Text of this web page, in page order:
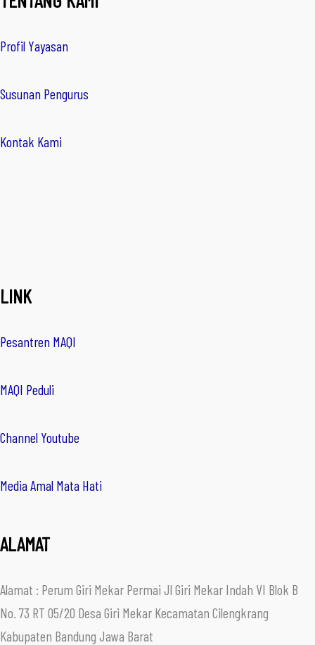
Profil Yayasan
Susunan Pengurus
Kontak Kami
LINK
Pesantren MAQI
MAQI Peduli
Channel Youtube
Media Amal Mata Hati
ALAMAT
Alamat : Perum Giri Mekar Permai Jl Giri Mekar Indah VI Blok B
No. 73 RT 05/20 Desa Giri Mekar Kecamatan Cilengkrang
Kabupaten Bandung Jawa Barat